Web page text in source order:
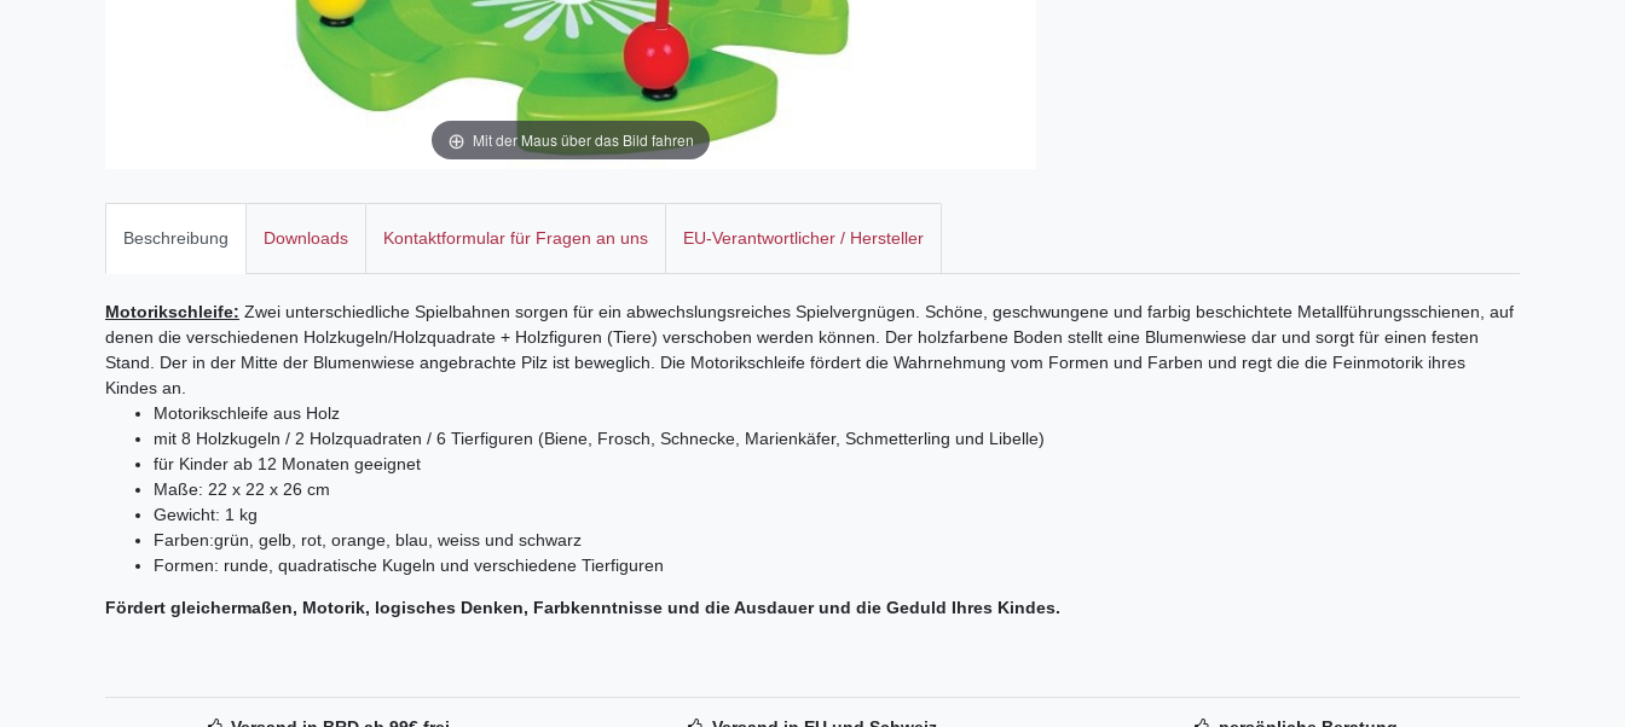
Mit der Maus über das Bild fahren
Beschreibung Downloads Kontaktformular für Fragen an uns EU-Verantwortlicher / Hersteller
Motorikschleife: Zwei unterschiedliche Spielbahnen sorgen für ein abwechslungsreiches Spielvergnügen. Schöne, geschwungene und farbig beschichtete Metallführungsschienen, auf
denen die verschiedenen Holzkugeln/Holzquadrate + Holzfiguren (Tiere) verschoben werden können. Der holzfarbene Boden stellt eine Blumenwiese dar und sorgt für einen festen
Stand. Der in der Mitte der Blumenwiese angebrachte Pilz ist beweglich. Die Motorikschleife fördert die Wahrnehmung vom Formen und Farben und regt die die Feinmotorik ihres
Kindes an.
Motorikschleife aus Holz
mit 8 Holzkugeln / 2 Holzquadraten / 6 Tierfiguren (Biene, Frosch, Schnecke, Marienkäfer, Schmetterling und Libelle)
für Kinder ab 12 Monaten geeignet
Maße: 22 x 22 x 26 cm
Gewicht: 1 kg
Farben:grün, gelb, rot, orange, blau, weiss und schwarz
Formen: runde, quadratische Kugeln und verschiedene Tierfiguren
Fördert gleichermaßen, Motorik, logisches Denken, Farbkenntnisse und die Ausdauer und die Geduld Ihres Kindes.